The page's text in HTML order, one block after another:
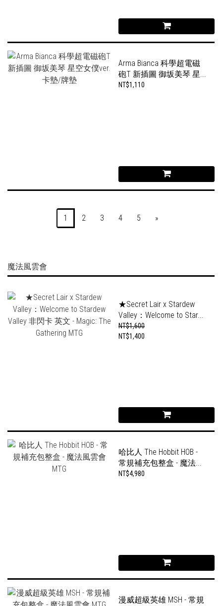
Arma Bianca 科學超電磁
砲T 新插圖 御坂美琴 星...
NT$1,110
1 2 3 4 5 »
魔法風雲會
★Secret Lair x Stardew
Valley：Welcome to Star...
NT$1,600
NT$1,400
哈比人 The Hobbit HOB -
常規補充包整盒 - 魔法...
NT$4,980
漫威超級英雄 MSH - 常規